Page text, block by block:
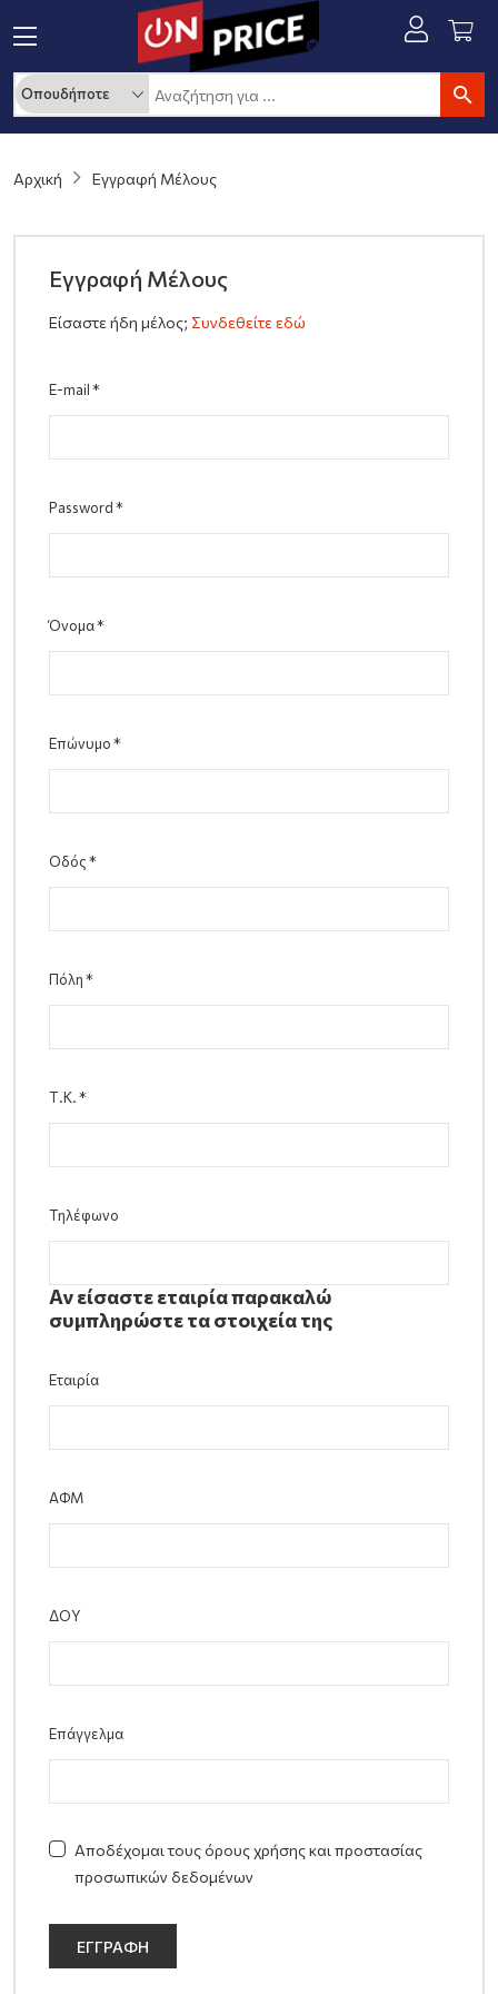
Αρχική Εγγραφή Μέλους
Εγγραφή Μέλους
Είσαστε ήδη μέλος; Συνδεθείτε εδώ
E-mail*
Password*
Όνομα*
Επώνυμο*
Οδός*
Πόλη*
Τ.Κ.*
Τηλέφωνο
Αν είσαστε εταιρία παρακαλώ
συμπληρώστε τα στοιχεία της
Εταιρία
ΑΦΜ
ΔΟΥ
Επάγγελμα
Αποδέχομαι τους όρους χρήσης και προστασίας
προσωπικών δεδομένων
ΕΓΓΡΑΦΉ